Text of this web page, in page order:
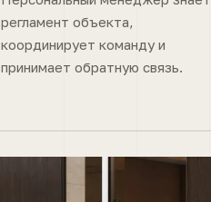
регламент объекта,
координирует команду и
принимает обратную связь.